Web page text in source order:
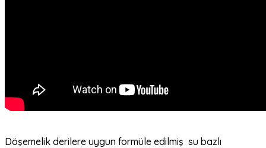
Döşemelik derilere uygun formüle edilmiş su bazlı